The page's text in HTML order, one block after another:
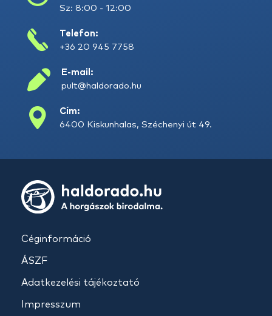
Sz: 8:00 - 12:00
Telefon:
+36 20 945 7758
E-mail:
pult@haldorado.hu
Cím:
6400 Kiskunhalas, Széchenyi út 49.
Céginformáció
ÁSZF
Adatkezelési tájékoztató
Impresszum